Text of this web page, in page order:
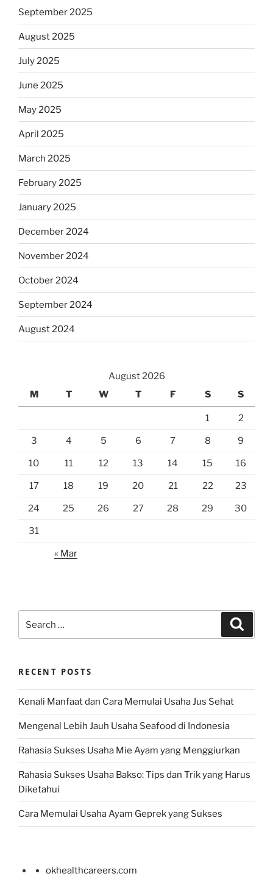
September 2025
August 2025
July 2025
June 2025
May 2025
April 2025
March 2025
February 2025
January 2025
December 2024
November 2024
October 2024
September 2024
August 2024
August 2026
M
T W T F S S
1 2
3 4 5 6 7 8 9
10 11 12 13 14 15 16
17 18 19 20 21 22 23
24 25 26 27 28 29 30
31
« Mar
for:
RECENT POSTS
Kenali Manfaat dan Cara Memulai Usaha Jus Sehat
Mengenal Lebih Jauh Usaha Seafood di Indonesia
Rahasia Sukses Usaha Mie Ayam yang Menggiurkan
Rahasia Sukses Usaha Bakso: Tips dan Trik yang Harus
Diketahui
Cara Memulai Usaha Ayam Geprek yang Sukses
okhealthcareers.com